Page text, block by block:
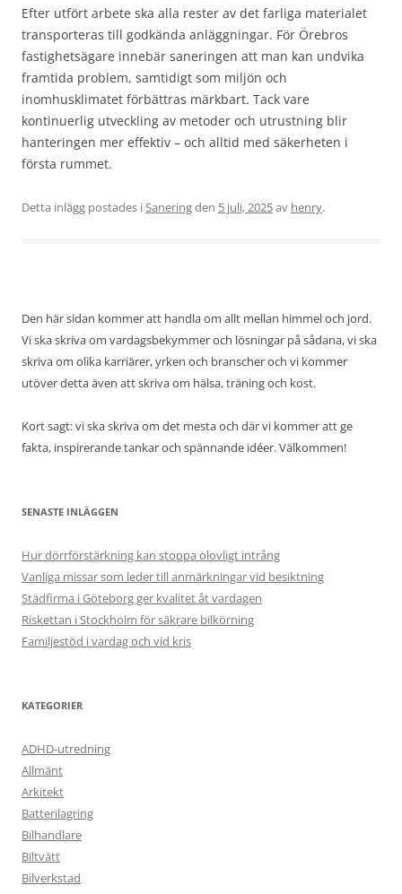
Efter utfört arbete ska alla rester av det farliga materialet
transporteras till godkända anläggningar. För Örebros
fastighetsägare innebär saneringen att man kan undvika
framtida problem, samtidigt som miljön och
inomhusklimatet förbättras märkbart. Tack vare
kontinuerlig utveckling av metoder och utrustning blir
hanteringen mer effektiv – och alltid med säkerheten i
första rummet.
Detta inlägg postades iSaneringden 5 juli, 2025av henry.
Den här sidan kommer att handla om allt mellan himmel och jord.
Vi ska skriva om vardagsbekymmer och lösningar på sådana, vi ska
skriva om olika karriärer, yrken och branscher och vi kommer
utöver detta även att skriva om hälsa, träning och kost.
Kort sagt: vi ska skriva om det mesta och där vi kommer att ge
fakta, inspirerande tankar och spännande idéer. Välkommen!
SENASTE INLÄGGEN
Hur dörrförstärkning kan stoppa olovligt intrång
Vanliga missar som leder till anmärkningar vid besiktning
Städfirma i Göteborg ger kvalitet åt vardagen
Riskettan i Stockholm för säkrare bilkörning
Familjestöd i vardag och vid kris
KATEGORIER
ADHD-utredning
Allmänt
Arkitekt
Batterilagring
Bilhandlare
Biltvätt
Bilverkstad